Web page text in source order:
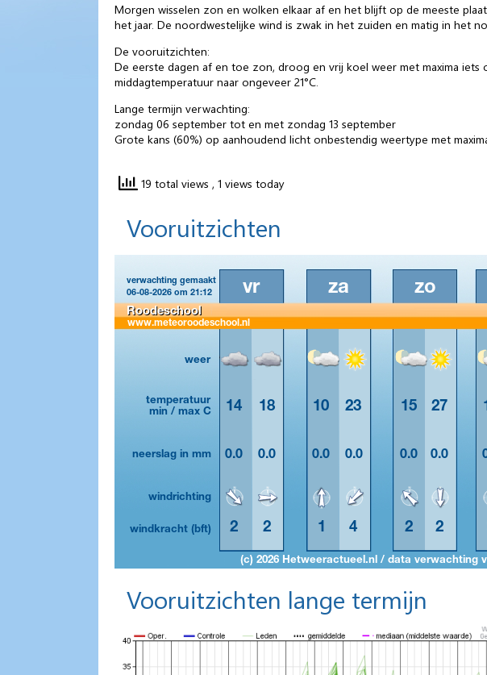
Morgen wisselen zon en wolken elkaar af en het blijft op de meeste
het jaar. De noordwestelijke wind is zwak in het zuiden en matig in het
De vooruitzichten:
De eerste dagen af en toe zon, droog en vrij koel weer met maxima
middagtemperatuur naar ongeveer 21°C.
Lange termijn verwachting:
zondag 06 september tot en met zondag 13 september
Grote kans (60%) op aanhoudend licht onbestendig weertype met
19 total views , 1 views today
Vooruitzichten
Vooruitzichten lange termijn